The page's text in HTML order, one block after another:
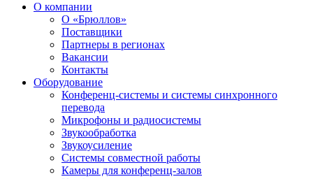
О компании
О «Брюллов»
Поставщики
Партнеры в регионах
Вакансии
Контакты
Оборудование
Конференц-системы и системы синхронного
перевода
Микрофоны и радиосистемы
Звукообработка
Звукоусиление
Системы совместной работы
Камеры для конференц-залов